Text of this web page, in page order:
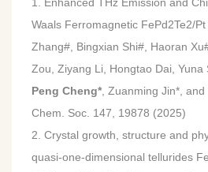
Waals Ferromagnetic FePd2Te2/
Zhang#, Bingxian Shi#, Haoran
Zou, Ziyang Li, Hongtao Dai, Yuna
Peng Cheng* , Zuanming Jin*,
Chem. Soc. 147, 19878 (2025)
2. Crystal growth, structure and
quasi-one-dimensional tellurides